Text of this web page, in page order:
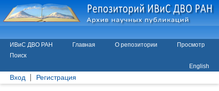
ИВиС ДВО РАН Главная О репозитории
Просмотр
Поиск
English
Вход Регистрация